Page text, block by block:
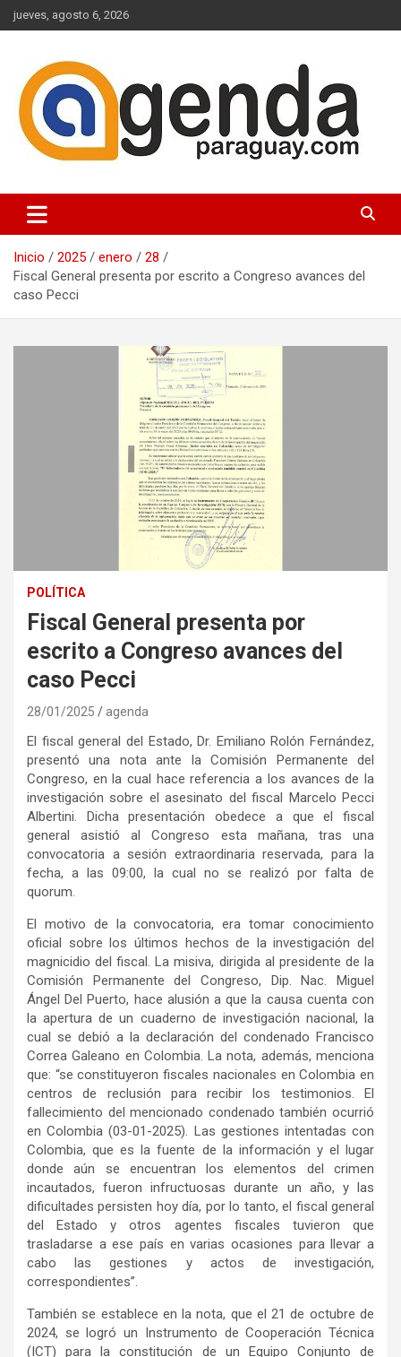
Saltar
al
jueves, agosto 6, 2026
Agenda Paraguay
Inicio 2025 enero
28
Fiscal General presenta por escrito a Congreso avances del
caso Pecci
POLÍTICA
Fiscal General presenta por
escrito a Congreso avances del
caso Pecci
28/01/2025 agenda
El fiscal general del Estado, Dr. Emiliano Rolón Fernández,
presentó una nota ante la Comisión Permanente del
Congreso, en la cual hace referencia a los avances de la
investigación sobre el asesinato del fiscal Marcelo Pecci
Albertini. Dicha presentación obedece a que el fiscal
general asistió al Congreso esta mañana, tras una
convocatoria a sesión extraordinaria reservada, para la
fecha, a las 09:00, la cual no se realizó por falta de
quorum.
El motivo de la convocatoria, era tomar conocimiento
oficial sobre los últimos hechos de la investigación del
magnicidio del fiscal. La misiva, dirigida al presidente de la
Comisión Permanente del Congreso, Dip. Nac. Miguel
Ángel Del Puerto, hace alusión a que la causa cuenta con
la apertura de un cuaderno de investigación nacional, la
cual se debió a la declaración del condenado Francisco
Correa Galeano en Colombia. La nota, además, menciona
que: “se constituyeron fiscales nacionales en Colombia en
centros de reclusión para recibir los testimonios. El
fallecimiento del mencionado condenado también ocurrió
en Colombia (03-01-2025). Las gestiones intentadas con
Colombia, que es la fuente de la información y el lugar
donde aún se encuentran los elementos del crimen
incautados, fueron infructuosas durante un año, y las
dificultades persisten hoy día, por lo tanto, el fiscal general
del Estado y otros agentes fiscales tuvieron que
trasladarse a ese país en varias ocasiones para llevar a
cabo las gestiones y actos de investigación,
correspondientes”.
También se establece en la nota, que el 21 de octubre de
2024, se logró un Instrumento de Cooperación Técnica
(ICT) para la constitución de un Equipo Conjunto de